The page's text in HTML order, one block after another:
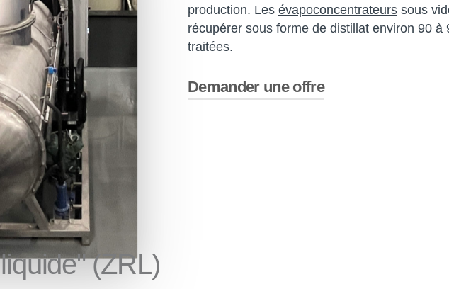
production. Les évapoconcentrateurs sous
récupérer sous forme de distillat environ 90 à
traitées.
Demander une offre
liquide" (ZRL)